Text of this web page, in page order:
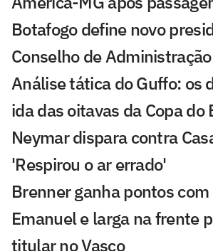
Botafogo define novo
Conselho de
Análise tática do Guffo: os
ida das oitavas da Copa do
Neymar dispara contra
'Respirou o ar errado'
Brenner ganha pontos
Emanuel e larga na frente
titular no Vasco